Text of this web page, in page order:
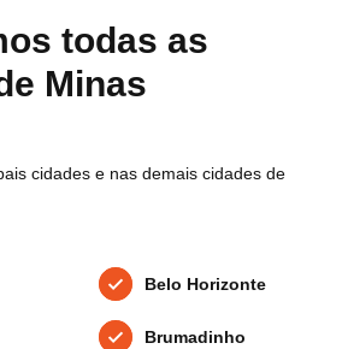
todas as
Minas
cidades e nas demais cidades de
Belo Horizonte
Brumadinho